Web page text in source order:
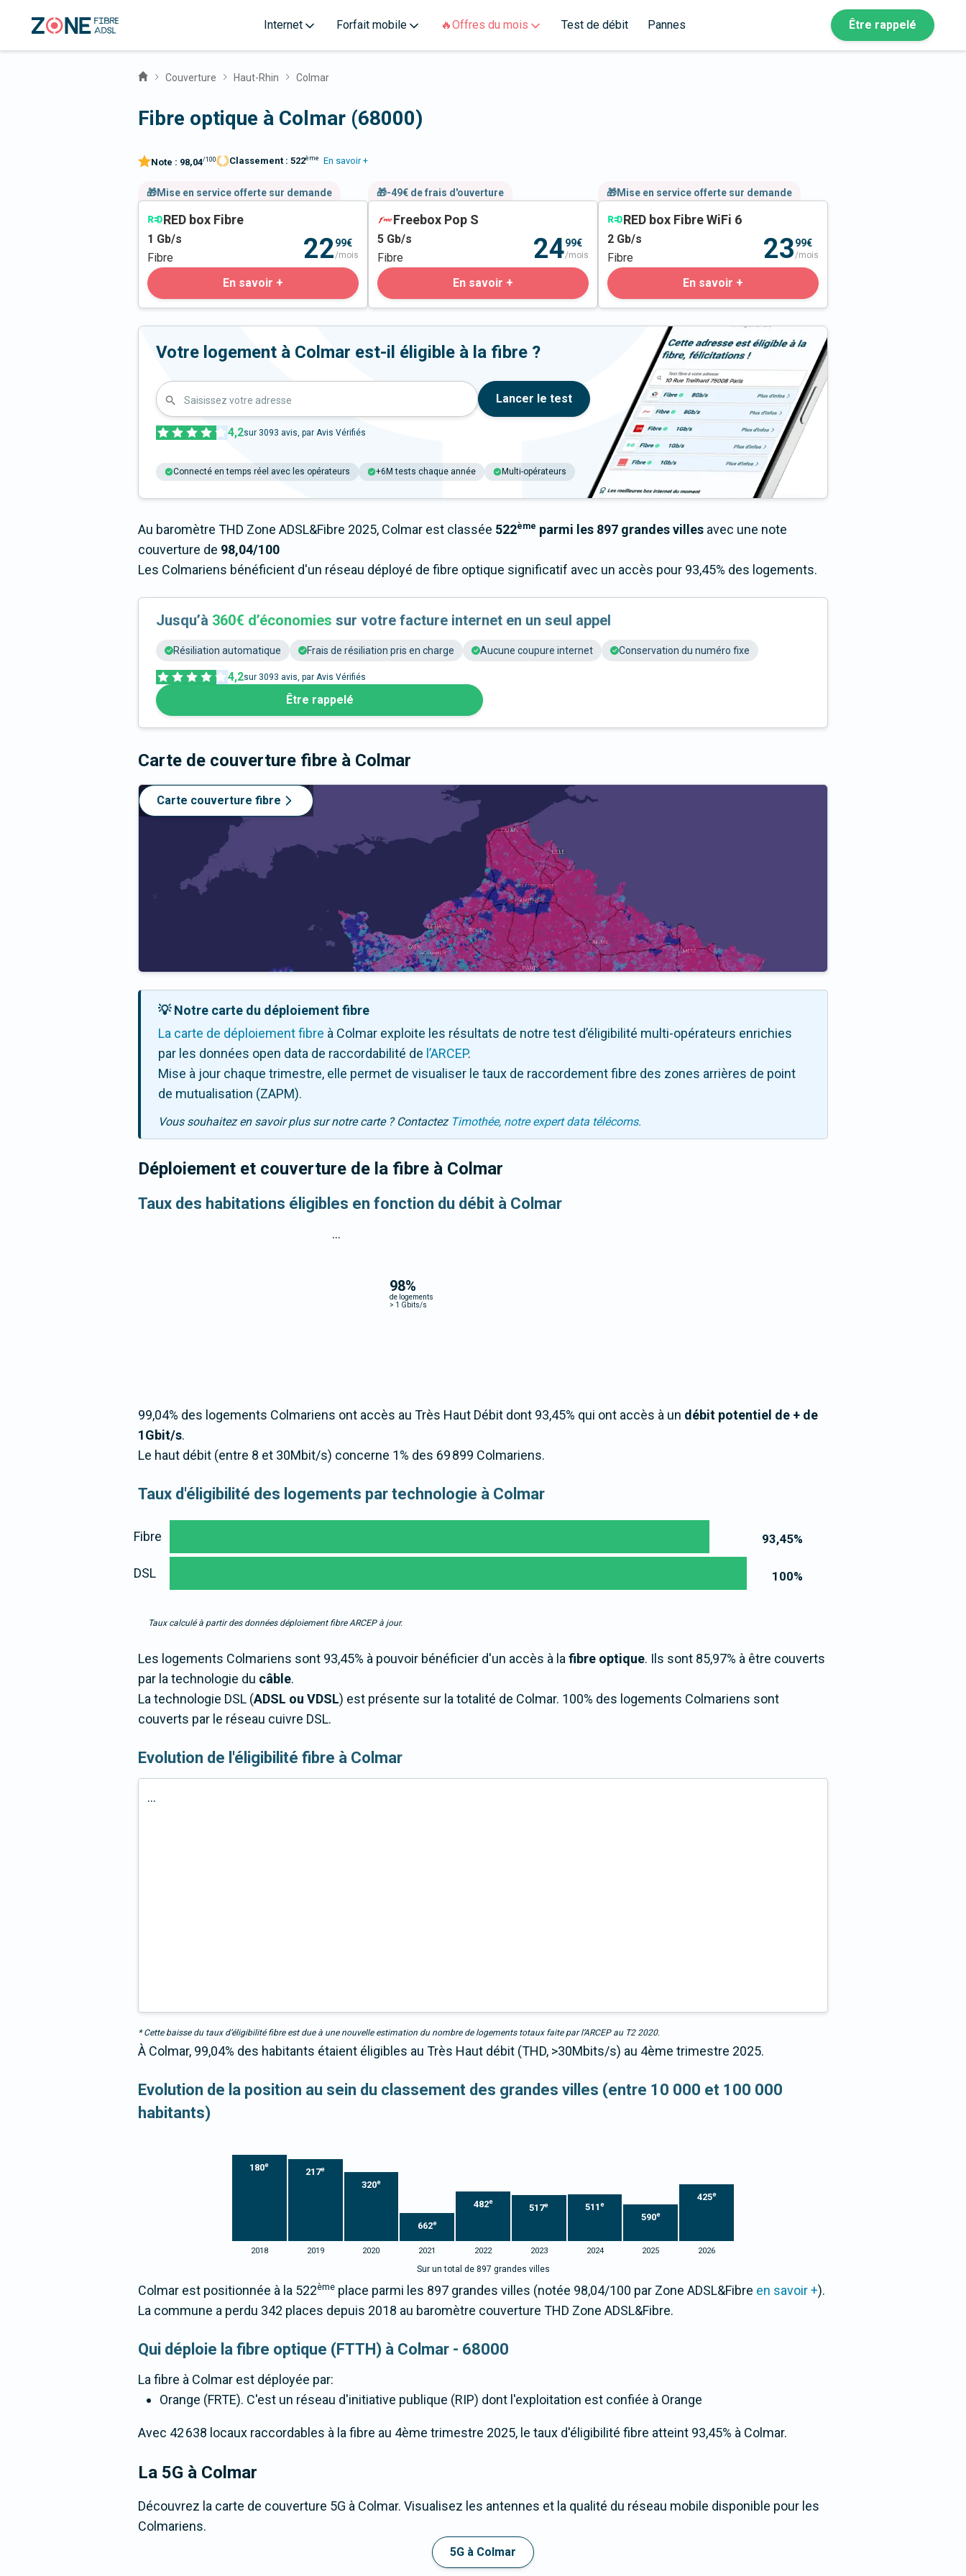
Internet Forfait mobile 🔥Offres du mois Test de débit Pannes Être rappelé
Couverture Haut-Rhin Colmar
Fibre optique à Colmar (68000)
Note : 98,04/100 Classement : 522ème En savoir +
🎁Mise en service offerte sur demande
RED box Fibre
1 Gb/s
Fibre
2299€
/mois
En savoir +
🎁-49€ de frais d'ouverture
Freebox Pop S
5 Gb/s
Fibre
2499€
/mois
En savoir +
🎁Mise en service offerte sur demande
RED box Fibre WiFi 6
2 Gb/s
Fibre
2399€
/mois
En savoir +
Votre logement à Colmar est-il éligible à la fibre ?
Saisissez votre adresse Lancer le test
4,2sur 3093 avis, par Avis Vérifiés
Connecté en temps réel avec les opérateurs +6M tests chaque année Multi-opérateurs
Au baromètre THD Zone ADSL&Fibre 2025, Colmar est classée 522ème parmi les 897 grandes villes avec une note
couverture de 98,04/100
Les Colmariens bénéficient d'un réseau déployé de fibre optique significatif avec un accès pour 93,45% des logements.
Jusqu’à 360€ d’économies sur votre facture internet en un seul appel
Résiliation automatique Frais de résiliation pris en charge Aucune coupure internet Conservation du numéro fixe
4,2sur 3093 avis, par Avis Vérifiés
Être rappelé
Carte de couverture fibre à Colmar
Carte couverture fibre
💡 Notre carte du déploiement fibre
La carte de déploiement fibre à Colmar exploite les résultats de notre test d’éligibilité multi-opérateurs enrichies
par les données open data de raccordabilité de l’ARCEP.
Mise à jour chaque trimestre, elle permet de visualiser le taux de raccordement fibre des zones arrières de point
de mutualisation (ZAPM).
Vous souhaitez en savoir plus sur notre carte ? Contactez Timothée, notre expert data télécoms.
Déploiement et couverture de la fibre à Colmar
Taux des habitations éligibles en fonction du débit à Colmar
98%
de logements
> 1 Gbits/s
...
99,04% des logements Colmariens ont accès au Très Haut Débit dont 93,45% qui ont accès à un débit potentiel de + de
1Gbit/s.
Le haut débit (entre 8 et 30Mbit/s) concerne 1% des 69 899 Colmariens.
Taux d'éligibilité des logements par technologie à Colmar
93,45%
100%
Fibre
DSL
Taux calculé à partir des données déploiement fibre ARCEP à jour.
Les logements Colmariens sont 93,45% à pouvoir bénéficier d'un accès à lafibre optique. Ils sont 85,97% à être couverts
par la technologie du câble.
La technologie DSL (ADSL ou VDSL) est présente sur la totalité de Colmar. 100% des logements Colmariens sont
couverts par le réseau cuivre DSL.
Evolution de l'éligibilité fibre à Colmar
...
* Cette baisse du taux d’éligibilité fibre est due à une nouvelle estimation du nombre de logements totaux faite par l’ARCEP au T2 2020.
À Colmar, 99,04% des habitants étaient éligibles au Très Haut débit (THD, >30Mbits/s) au 4ème trimestre 2025.
Evolution de la position au sein du classement des grandes villes (entre 10 000 et 100 000
habitants)
180e
217e
320e
662e
482e
517e 511e
590e
425e
2018 2019 2020 2021 2022 2023 2024 2025 2026
Sur un total de 897 grandes villes
Colmar est positionnée à la 522ème place parmi les 897 grandes villes (notée 98,04/100 par Zone ADSL&Fibre en savoir +).
La commune a perdu 342 places depuis 2018 au baromètre couverture THD Zone ADSL&Fibre.
Qui déploie la fibre optique (FTTH) à Colmar - 68000
La fibre à Colmar est déployée par:
Orange (FRTE). C'est un réseau d'initiative publique (RIP) dont l'exploitation est confiée à Orange
Avec 42 638 locaux raccordables à la fibre au 4ème trimestre 2025, le taux d'éligibilité fibre atteint 93,45% à Colmar.
La 5G à Colmar
Découvrez la carte de couverture 5G à Colmar. Visualisez les antennes et la qualité du réseau mobile disponible pour les
Colmariens.
5G à Colmar